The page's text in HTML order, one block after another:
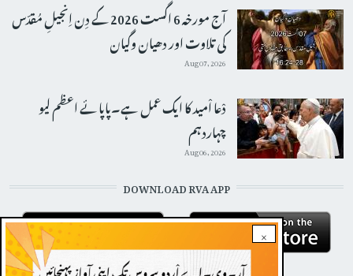
×
آج مورخہ 6 اگست 2026 کے دِن اِنجیلِ مُقدّس
کی تلاوت اور دھیان وگیان
Aug 07, 2026
دْعا اْمید کا ایک عمل ہے۔پاپائے اعظم لیو
چہاردہم
Aug 06, 2026
DOWNLOAD RVA APP